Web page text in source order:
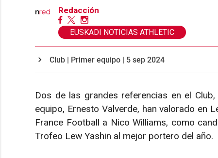
Redacción
EUSKADI NOTICIAS ATHLETIC
Club | Primer equipo | 5 sep 2024
Dos de las grandes referencias en el
equipo, Ernesto Valverde, han valorado en
France Football a Nico Williams, como
Trofeo Lew Yashin al mejor portero del año.